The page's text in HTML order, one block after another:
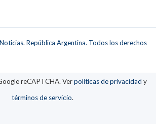
República Argentina. Todos los derechos
reCAPTCHA. Verpolíticas de privacidad y
términos de servicio.